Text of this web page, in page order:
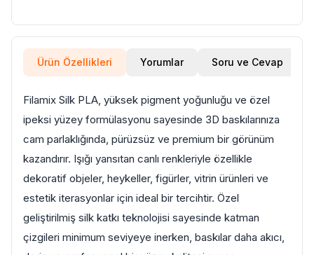
Ürün Özellikleri Yorumlar Soru ve Cevap
Filamix Silk PLA, yüksek pigment yoğunluğu ve özel
ipeksi yüzey formülasyonu sayesinde 3D baskılarınıza
cam parlaklığında, pürüzsüz ve premium bir görünüm
kazandırır. Işığı yansıtan canlı renkleriyle özellikle
dekoratif objeler, heykeller, figürler, vitrin ürünleri ve
estetik iterasyonlar için ideal bir tercihtir. Özel
geliştirilmiş silk katkı teknolojisi sayesinde katman
çizgileri minimum seviyeye inerken, baskılar daha akıcı,